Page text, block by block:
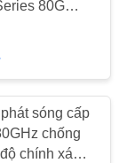
939
80G
Gauge
phát sóng cấp
chống
chính xác ±